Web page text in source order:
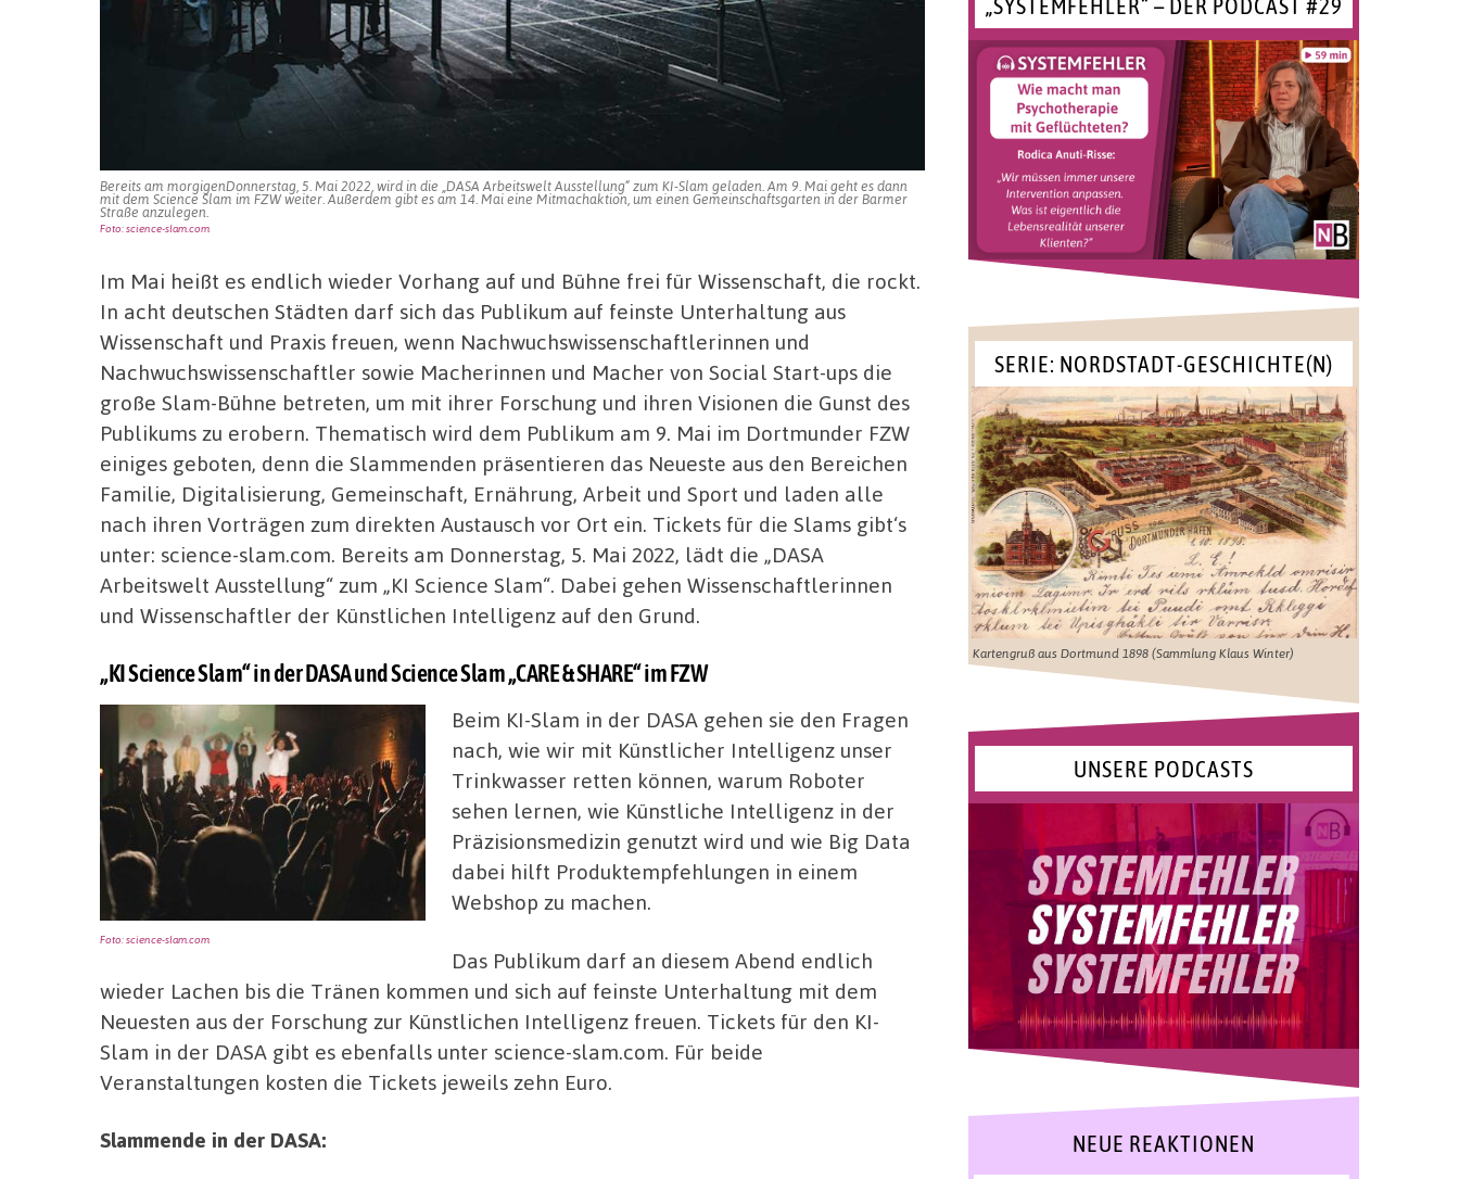
Bereits am morgigenDonnerstag, 5. Mai 2022, wird in die „DASA Arbeitswelt Ausstellung“ zum KI-Slam geladen. Am 9. Mai geht es dann
mit dem Science Slam im FZW weiter. Außerdem gibt es am 14. Mai eine Mitmachaktion, um einen Gemeinschaftsgarten in der Barmer
Straße anzulegen.
Foto: science-slam.com
Im Mai heißt es endlich wieder Vorhang auf und Bühne frei für Wissenschaft, die rockt.
In acht deutschen Städten darf sich das Publikum auf feinste Unterhaltung aus
Wissenschaft und Praxis freuen, wenn Nachwuchswissenschaftlerinnen und
Nachwuchswissenschaftler sowie Macherinnen und Macher von Social Start-ups die
große Slam-Bühne betreten, um mit ihrer Forschung und ihren Visionen die Gunst des
Publikums zu erobern. Thematisch wird dem Publikum am 9. Mai im Dortmunder FZW
einiges geboten, denn die Slammenden präsentieren das Neueste aus den Bereichen
Familie, Digitalisierung, Gemeinschaft, Ernährung, Arbeit und Sport und laden alle
nach ihren Vorträgen zum direkten Austausch vor Ort ein. Tickets für die Slams gibt‘s
unter: science-slam.com. Bereits am Donnerstag, 5. Mai 2022, lädt die „DASA
Arbeitswelt Ausstellung“ zum „KI Science Slam“. Dabei gehen Wissenschaftlerinnen
und Wissenschaftler der Künstlichen Intelligenz auf den Grund.
„KI Science Slam“ in der DASA und Science Slam „CARE & SHARE“ im FZW
Foto: science-slam.com
Beim KI-Slam in der DASA gehen sie den Fragen
nach, wie wir mit Künstlicher Intelligenz unser
Trinkwasser retten können, warum Roboter
sehen lernen, wie Künstliche Intelligenz in der
Präzisionsmedizin genutzt wird und wie Big Data
dabei hilft Produktempfehlungen in einem
Webshop zu machen.
Das Publikum darf an diesem Abend endlich
wieder Lachen bis die Tränen kommen und sich auf feinste Unterhaltung mit dem
Neuesten aus der Forschung zur Künstlichen Intelligenz freuen. Tickets für den KI-
Slam in der DASA gibt es ebenfalls unter science-slam.com. Für beide
Veranstaltungen kosten die Tickets jeweils zehn Euro.
Slammende in der DASA:
„SYSTEMFEHLER“ – DER PODCAST #29
SERIE: NORDSTADT-GESCHICHTE(N)
Kartengruß aus Dortmund 1898 (Sammlung Klaus Winter)
UNSERE PODCASTS
NEUE REAKTIONEN